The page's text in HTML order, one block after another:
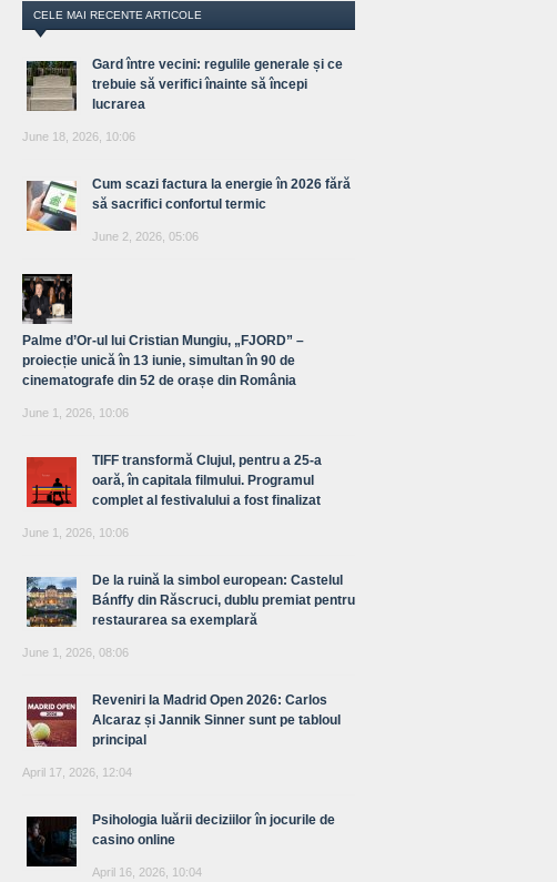
CELE MAI RECENTE ARTICOLE
Gard între vecini: regulile generale și ce
trebuie să verifici înainte să începi
lucrarea
June 18, 2026, 10:06
Cum scazi factura la energie în 2026 fără
să sacrifici confortul termic
June 2, 2026, 05:06
Palme d’Or-ul lui Cristian Mungiu, „FJORD” –
proiecție unică în 13 iunie, simultan în 90 de
cinematografe din 52 de orașe din România
June 1, 2026, 10:06
TIFF transformă Clujul, pentru a 25-a
oară, în capitala filmului. Programul
complet al festivalului a fost finalizat
June 1, 2026, 10:06
De la ruină la simbol european: Castelul
Bánffy din Răscruci, dublu premiat pentru
restaurarea sa exemplară
June 1, 2026, 08:06
Reveniri la Madrid Open 2026: Carlos
Alcaraz și Jannik Sinner sunt pe tabloul
principal
April 17, 2026, 12:04
Psihologia luării deciziilor în jocurile de
casino online
April 16, 2026, 10:04